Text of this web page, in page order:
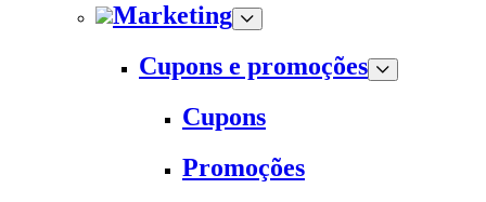
Marketing
Cupons e promoções
Cupons
Promoções